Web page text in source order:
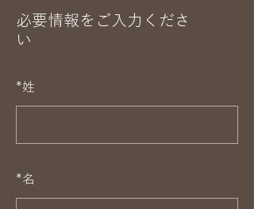
必要情報をご入力くださ
い
*姓
*名